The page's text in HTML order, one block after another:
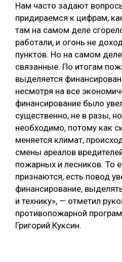
Нам часто задают
придираемся к цифрам,
там на самом деле
работали, и огонь не
пунктов. Но на самом
связанные. По итогам
выделяется
несмотря на все
финансирование было
существенно, не в разы,
необходимо, потому как
меняется климат,
смены ареалов
пожарных и лесников. То
признаются, есть повод
финансирование,
и технику», — отметил
противопожарной
Григорий Куксин.